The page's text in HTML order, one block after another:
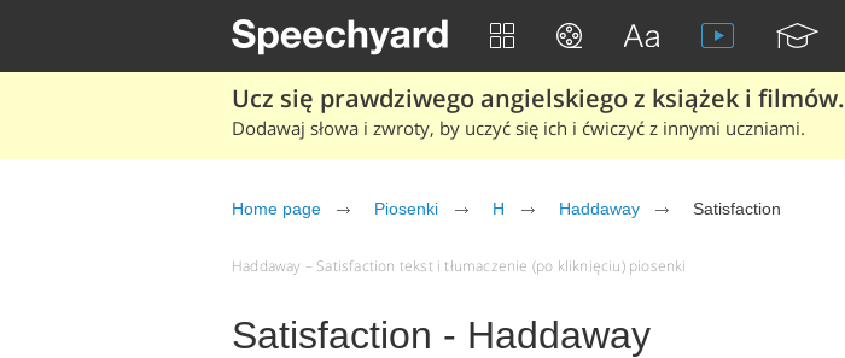
Ucz się prawdziwego angielskiego z książek i filmów.
Dodawaj słowa i zwroty, by uczyć się ich i ćwiczyć z innymi uczniami.
Home page Piosenki H Haddaway Satisfaction
Haddaway – Satisfaction tekst i tłumaczenie (po kliknięciu) piosenki
Satisfaction - Haddaway